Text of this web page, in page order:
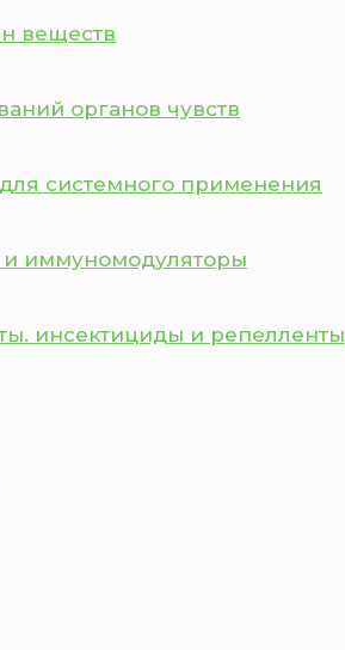
веществ
органов чувств
системного применения
и иммуномодуляторы
инсектициды и репелленты